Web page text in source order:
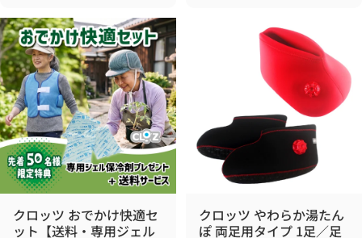
クロッツ おでかけ快適セ
ット【送料・専用ジェル
クロッツ やわらか湯たん
ぽ 両足用タイプ 1足／足